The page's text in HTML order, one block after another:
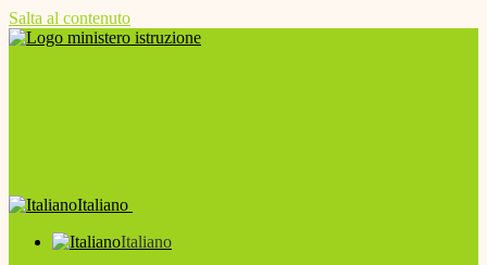
Salta al contenuto
Italiano
Italiano